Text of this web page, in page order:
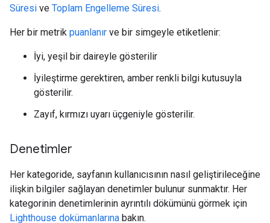
Süresi ve Toplam Engelleme Süresi.
Her bir metrik puanlanır ve bir simgeyle etiketlenir:
İyi, yeşil bir daireyle gösterilir
İyileştirme gerektiren, amber renkli bilgi kutusuyla
gösterilir.
Zayıf, kırmızı uyarı üçgeniyle gösterilir.
Denetimler
Her kategoride, sayfanın kullanıcısının nasıl geliştirileceğine
ilişkin bilgiler sağlayan denetimler bulunur sunmaktır. Her
kategorinin denetimlerinin ayrıntılı dökümünü görmek için
Lighthouse dokümanlarına bakın.